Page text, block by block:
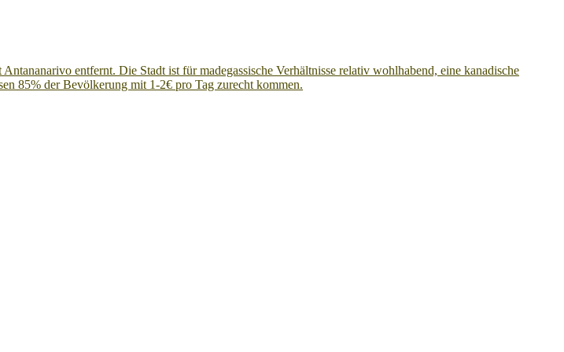
entfernt. Die Stadt ist für madegassische Verhältnisse relativ wohlhabend, eine kanadische
85% der Bevölkerung mit 1-2€ pro Tag zurecht kommen.